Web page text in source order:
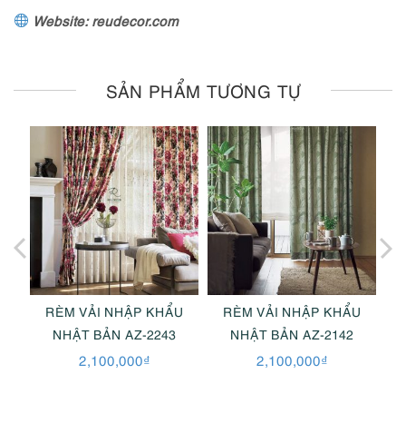
Website: reudecor.com
SẢN PHẨM TƯƠNG TỰ
RÈM VẢI NHẬP KHẨU
NHẬT BẢN AZ-2243
2,100,000₫
RÈM VẢI NHẬP KHẨU
NHẬT BẢN AZ-2142
2,100,000₫